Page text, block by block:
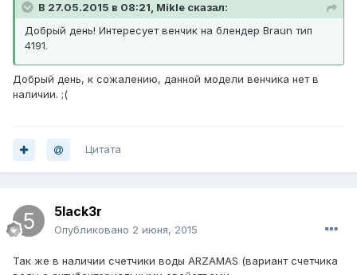
В 27.05.2015 в 08:21, Mikle сказал:
Добрый день! Интересует венчик на блендер Braun тип
4191.
Добрый день, к сожалению, данной модели венчика нет в
наличии. ;(
Цитата
5lack3r
Опубликовано 2 июня, 2015
Так же в наличии счетчики воды ARZAMAS (вариант счетчика